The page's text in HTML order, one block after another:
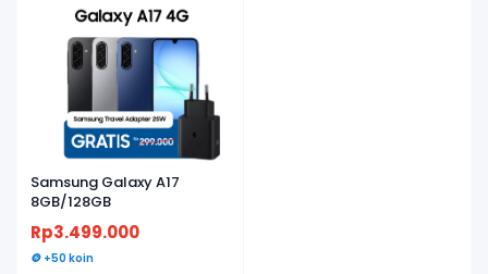
Samsung Galaxy A17
8GB/128GB
Rp3.499.000
🪙 +50 koin